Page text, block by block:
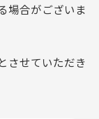
場合がございま
させていただき